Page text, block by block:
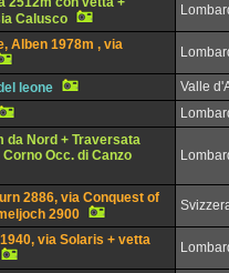
Calusco
Alben 1978m , via
leone Valle
da Nord + Traversata
Occ. di Canzo
2886, via Conquest of
2900
via Solaris + vetta